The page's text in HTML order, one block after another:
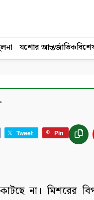
যশোর আন্তর্জাতিক
Tweet Pin
না। মিশরের